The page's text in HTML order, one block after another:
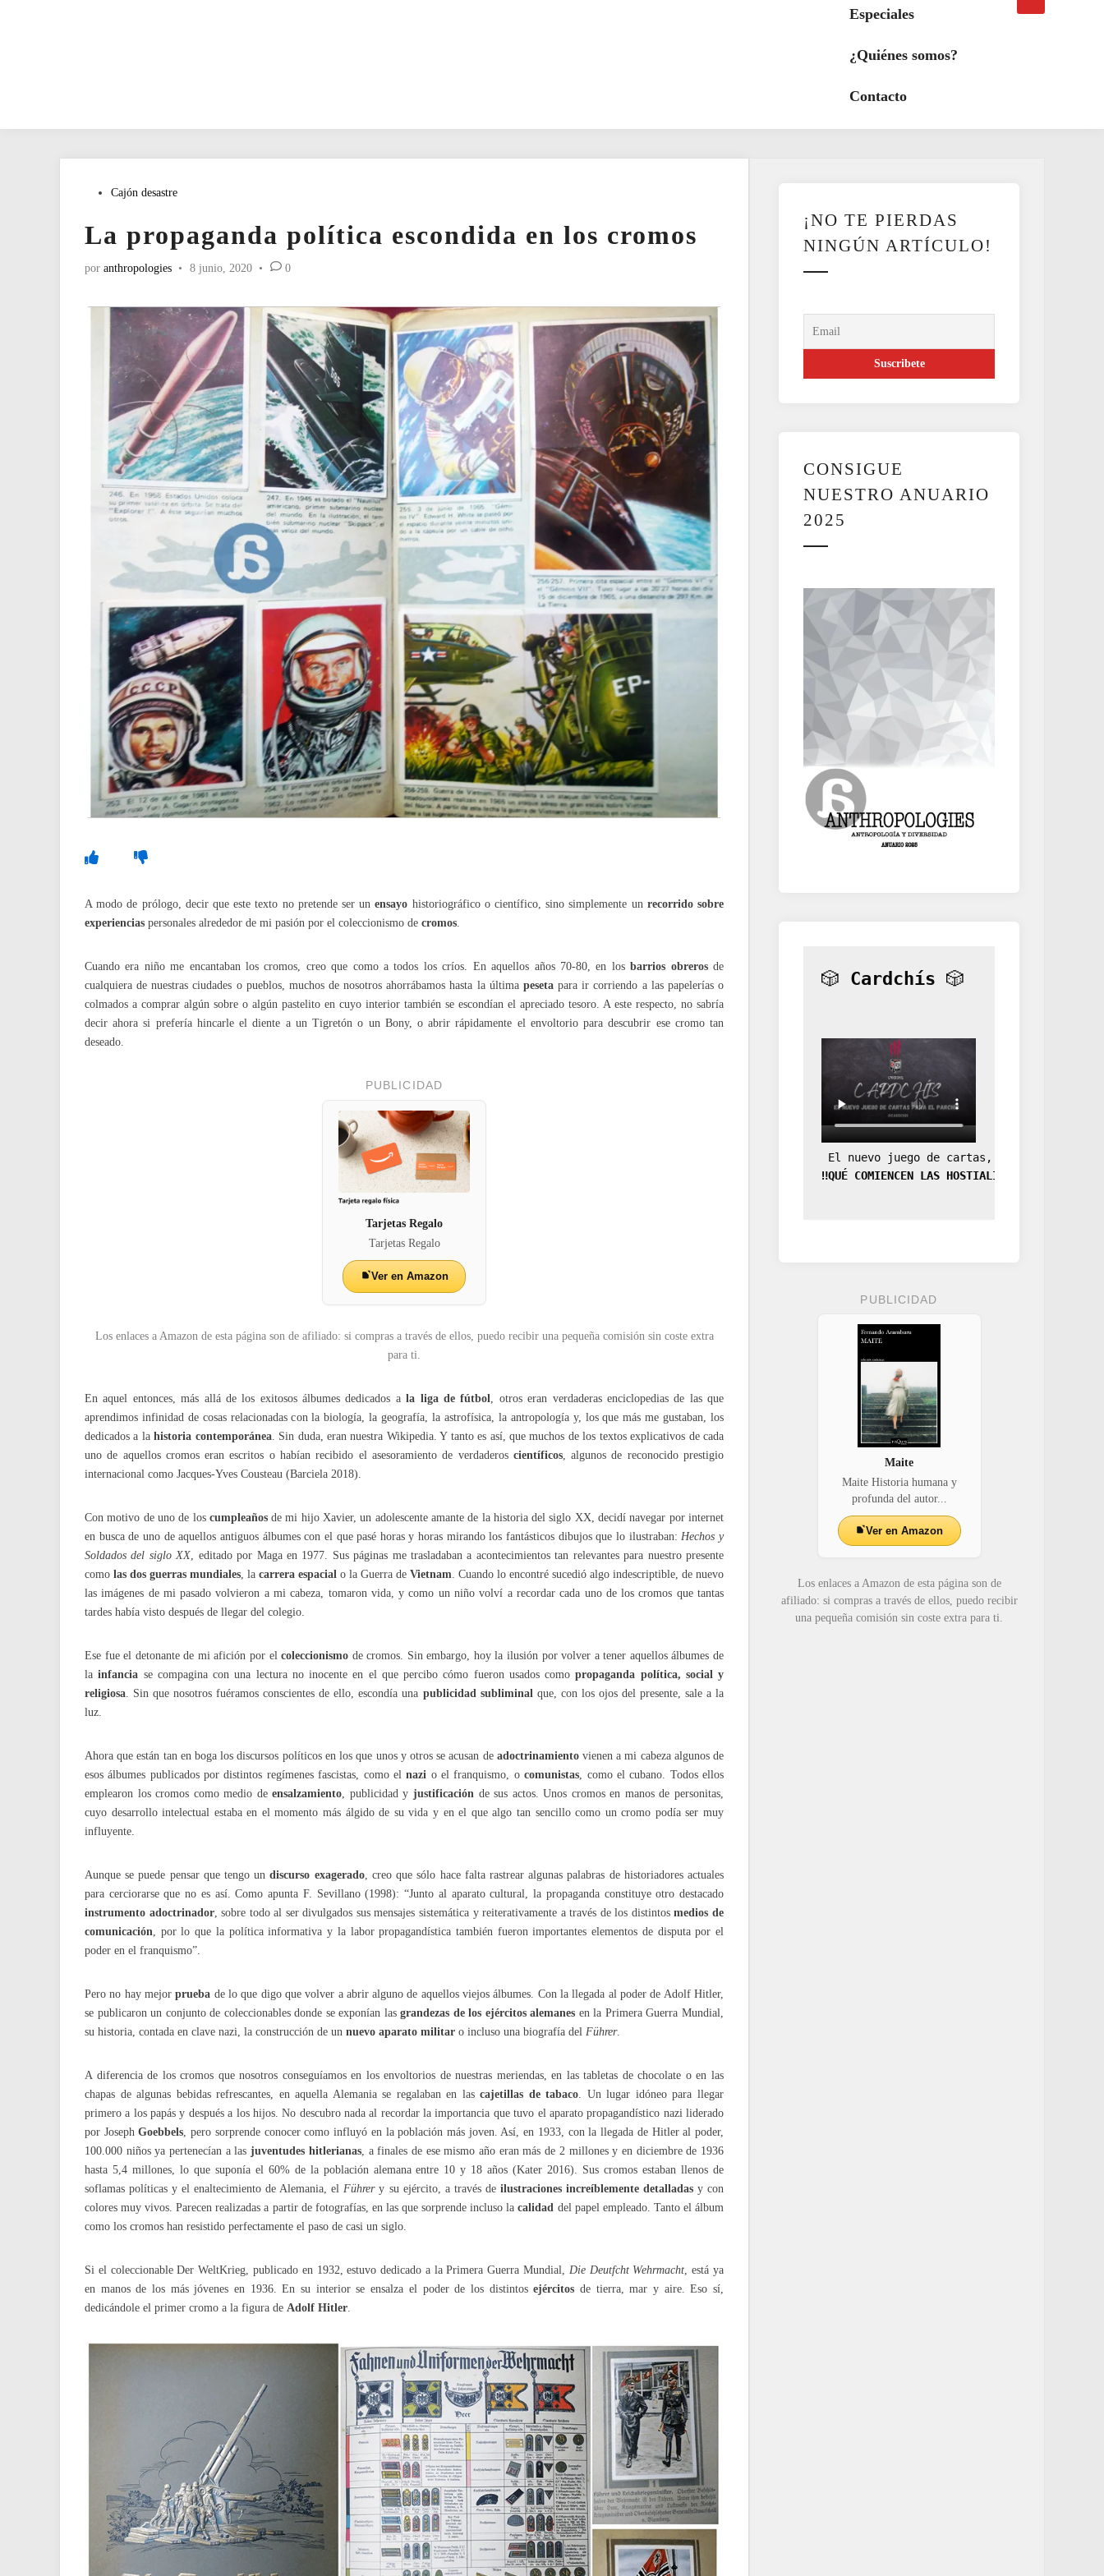
Especiales
¿Quiénes somos?
Contacto
búsqueda
PublicadoCajón desastre
La propaganda política escondida en los cromos
por anthropologies • 8 junio, 2020 • 0
A modo de prólogo, decir que este texto no pretende ser unensayo historiográfico o científico, sino simplemente un recorrido sobre
experiencias personales alrededor de mi pasión por el coleccionismo de cromos.
Cuando era niño me encantaban los cromos, creo que como a todos los críos. En aquellos años 70-80, en losbarrios obrerosde
cualquiera de nuestras ciudades o pueblos, muchos de nosotros ahorrábamos hasta la última pesetapara ir corriendo a las papelerías o
colmados a comprar algún sobre o algún pastelito en cuyo interior también se escondían el apreciado tesoro. A este respecto, no sabría
decir ahora si prefería hincarle el diente a un Tigretón o un Bony, o abrir rápidamente el envoltorio para descubrir ese cromo tan
deseado.
PUBLICIDAD
Tarjetas Regalo
Tarjetas Regalo
Ver en Amazon
Los enlaces a Amazon de esta página son de afiliado: si compras a través de ellos, puedo recibir una pequeña comisión sin coste extra
para ti.
En aquel entonces, más allá de los exitosos álbumes dedicados ala liga de fútbol, otros eran verdaderas enciclopedias de las que
aprendimos infinidad de cosas relacionadas con la biología, la geografía, la astrofísica, la antropología y, los que más me gustaban, los
dedicados a lahistoria contemporánea. Sin duda, eran nuestra Wikipedia. Y tanto es así, que muchos de los textos explicativos de cada
uno de aquellos cromos eran escritos o habían recibido el asesoramiento de verdaderos científicos, algunos de reconocido prestigio
internacional como Jacques-Yves Cousteau (Barciela 2018).
Con motivo de uno de los cumpleañosde mi hijo Xavier, un adolescente amante de la historia del siglo XX, decidí navegar por internet
en busca de uno de aquellos antiguos álbumes con el que pasé horas y horas mirando los fantásticos dibujos que lo ilustraban:Hechos y
Soldados del siglo XX, editado por Maga en 1977. Sus páginas me trasladaban a acontecimientos tan relevantes para nuestro presente
como las dos guerras mundiales, la carrera espacial o la Guerra de Vietnam. Cuando lo encontré sucedió algo indescriptible, de nuevo
las imágenes de mi pasado volvieron a mi cabeza, tomaron vida, y como un niño volví a recordar cada uno de los cromos que tantas
tardes había visto después de llegar del colegio.
Ese fue el detonante de mi afición por elcoleccionismo de cromos. Sin embargo, hoy la ilusión por volver a tener aquellos álbumes de
lainfancia se compagina con una lectura no inocente en el que percibo cómo fueron usados comopropaganda política, social y
religiosa. Sin que nosotros fuéramos conscientes de ello, escondía una publicidad subliminalque, con los ojos del presente, sale a la
luz.
Ahora que están tan en boga los discursos políticos en los que unos y otros se acusan de adoctrinamientovienen a mi cabeza algunos de
esos álbumes publicados por distintos regímenes fascistas, como elnazi o el franquismo, ocomunistas, como el cubano. Todos ellos
emplearon los cromos como medio deensalzamiento, publicidad yjustificación de sus actos. Unos cromos en manos de personitas,
cuyo desarrollo intelectual estaba en el momento más álgido de su vida y en el que algo tan sencillo como un cromo podía ser muy
influyente.
Aunque se puede pensar que tengo undiscurso exagerado, creo que sólo hace falta rastrear algunas palabras de historiadores actuales
para cerciorarse que no es así. Como apunta F. Sevillano (1998): “Junto al aparato cultural, la propaganda constituye otro destacado
instrumento adoctrinador, sobre todo al ser divulgados sus mensajes sistemática y reiterativamente a través de los distintosmedios de
comunicación, por lo que la política informativa y la labor propagandística también fueron importantes elementos de disputa por el
poder en el franquismo”.
Pero no hay mejorprueba de lo que digo que volver a abrir alguno de aquellos viejos álbumes. Con la llegada al poder de Adolf Hitler,
se publicaron un conjunto de coleccionables donde se exponían lasgrandezas de los ejércitos alemanes en la Primera Guerra Mundial,
su historia, contada en clave nazi, la construcción de un nuevo aparato militar o incluso una biografía del Führer.
A diferencia de los cromos que nosotros conseguíamos en los envoltorios de nuestras meriendas, en las tabletas de chocolate o en las
chapas de algunas bebidas refrescantes, en aquella Alemania se regalaban en lascajetillas de tabaco. Un lugar idóneo para llegar
primero a los papás y después a los hijos. No descubro nada al recordar la importancia que tuvo el aparato propagandístico nazi liderado
por JosephGoebbels, pero sorprende conocer como influyó en la población más joven. Así, en 1933, con la llegada de Hitler al poder,
100.000 niños ya pertenecían a lasjuventudes hitlerianas, a finales de ese mismo año eran más de 2 millones y en diciembre de 1936
hasta 5,4 millones, lo que suponía el 60% de la población alemana entre 10 y 18 años (Kater 2016). Sus cromos estaban llenos de
soflamas políticas y el enaltecimiento de Alemania, elFührery su ejército, a través de ilustraciones increíblemente detalladasy con
colores muy vivos. Parecen realizadas a partir de fotografías, en las que sorprende incluso lacalidad del papel empleado. Tanto el álbum
como los cromos han resistido perfectamente el paso de casi un siglo.
Si el coleccionable Der WeltKrieg, publicado en 1932, estuvo dedicado a la Primera Guerra Mundial, Die Deutfcht Wehrmacht, está ya
en manos de los más jóvenes en 1936. En su interior se ensalza el poder de los distintosejércitos de tierra, mar y aire. Eso sí,
dedicándole el primer cromo a la figura de Adolf Hitler.
¡NO TE PIERDAS
NINGÚN ARTÍCULO!
CONSIGUE
NUESTRO ANUARIO
2025
🎲 Cardchís 🎲
El nuevo juego de cartas, la expansión
‼️QUÉ COMIENCEN LAS HOSTIALIDADES‼️
PUBLICIDAD
Maite
Maite Historia humana y
profunda del autor...
Ver en Amazon
Los enlaces a Amazon de esta página son de
afiliado: si compras a través de ellos, puedo recibir
una pequeña comisión sin coste extra para ti.